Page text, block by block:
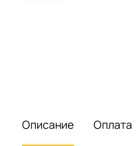
Описание Оплата